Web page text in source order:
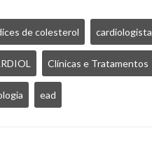
de colesterol cardiologista
Clínicas e Tratamentos
ead